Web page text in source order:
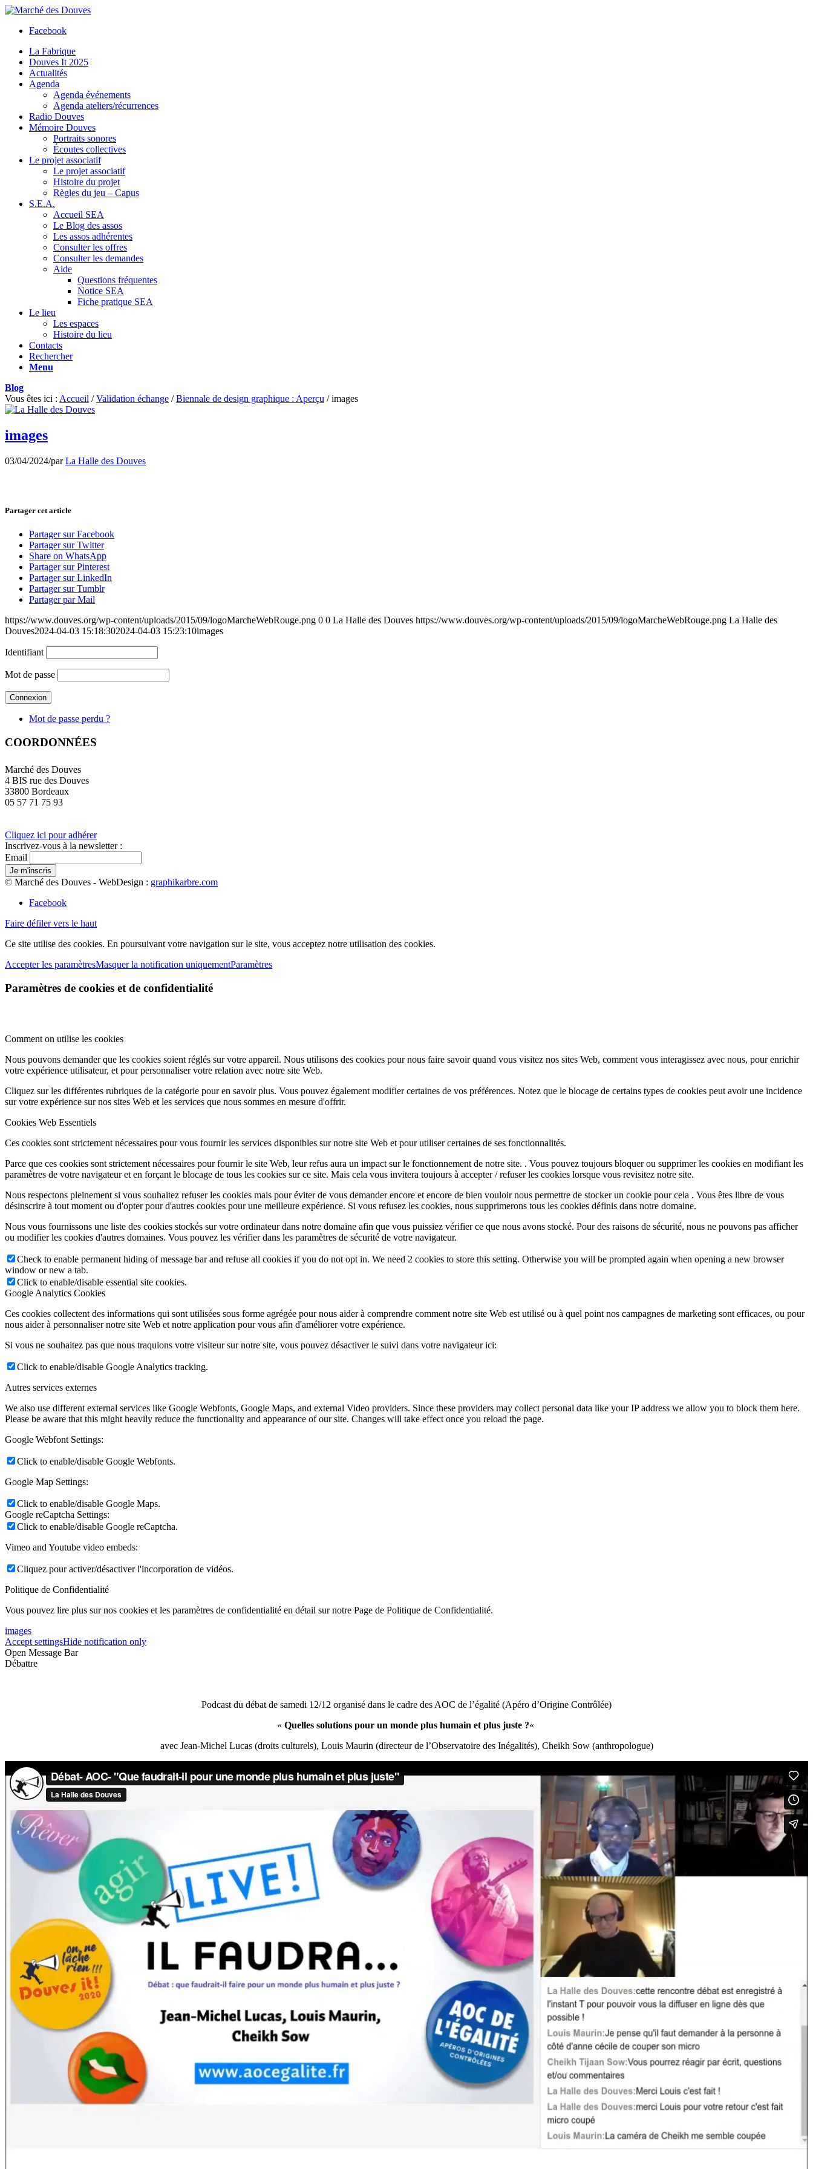
Facebook
La Fabrique
Douves It 2025
Actualités
Agenda
Agenda événements
Agenda ateliers/récurrences
Radio Douves
Mémoire Douves
Portraits sonores
Écoutes collectives
Le projet associatif
Le projet associatif
Histoire du projet
Règles du jeu – Capus
S.E.A.
Accueil SEA
Le Blog des assos
Les assos adhérentes
Consulter les offres
Consulter les demandes
Aide
Questions fréquentes
Notice SEA
Fiche pratique SEA
Le lieu
Les espaces
Histoire du lieu
Contacts
Rechercher
Menu
Blog
Vous êtes ici : Accueil / Validation échange / Biennale de design graphique : Aperçu / images
images
03/04/2024/parLa Halle des Douves
Partager cet article
Partager sur Facebook
Partager sur Twitter
Share on WhatsApp
Partager sur Pinterest
Partager sur LinkedIn
Partager sur Tumblr
Partager par Mail
https://www.douves.org/wp-content/uploads/2015/09/logoMarcheWebRouge.png 0 0 La Halle des Douves https://www.douves.org/wp-content/uploads/2015/09/logoMarcheWebRouge.png La Halle des
Douves2024-04-03 15:18:302024-04-03 15:23:10images
Identifiant
Mot de passe
Mot de passe perdu ?
COORDONNÉES
Marché des Douves
4 BIS rue des Douves
33800 Bordeaux
05 57 71 75 93
Cliquez ici pour adhérer
Inscrivez-vous à la newsletter :
Email
© Marché des Douves - WebDesign : graphikarbre.com
Facebook
Faire défiler vers le haut
Ce site utilise des cookies. En poursuivant votre navigation sur le site, vous acceptez notre utilisation des cookies.
Accepter les paramètresMasquer la notification uniquementParamètres
Paramètres de cookies et de confidentialité
Comment on utilise les cookies
Nous pouvons demander que les cookies soient réglés sur votre appareil. Nous utilisons des cookies pour nous faire savoir quand vous visitez nos sites Web, comment vous interagissez avec nous, pour enrichir
votre expérience utilisateur, et pour personnaliser votre relation avec notre site Web.
Cliquez sur les différentes rubriques de la catégorie pour en savoir plus. Vous pouvez également modifier certaines de vos préférences. Notez que le blocage de certains types de cookies peut avoir une incidence
sur votre expérience sur nos sites Web et les services que nous sommes en mesure d'offrir.
Cookies Web Essentiels
Ces cookies sont strictement nécessaires pour vous fournir les services disponibles sur notre site Web et pour utiliser certaines de ses fonctionnalités.
Parce que ces cookies sont strictement nécessaires pour fournir le site Web, leur refus aura un impact sur le fonctionnement de notre site. . Vous pouvez toujours bloquer ou supprimer les cookies en modifiant les
paramètres de votre navigateur et en forçant le blocage de tous les cookies sur ce site. Mais cela vous invitera toujours à accepter / refuser les cookies lorsque vous revisitez notre site.
Nous respectons pleinement si vous souhaitez refuser les cookies mais pour éviter de vous demander encore et encore de bien vouloir nous permettre de stocker un cookie pour cela . Vous êtes libre de vous
désinscrire à tout moment ou d'opter pour d'autres cookies pour une meilleure expérience. Si vous refusez les cookies, nous supprimerons tous les cookies définis dans notre domaine.
Nous vous fournissons une liste des cookies stockés sur votre ordinateur dans notre domaine afin que vous puissiez vérifier ce que nous avons stocké. Pour des raisons de sécurité, nous ne pouvons pas afficher
ou modifier les cookies d'autres domaines. Vous pouvez les vérifier dans les paramètres de sécurité de votre navigateur.
Check to enable permanent hiding of message bar and refuse all cookies if you do not opt in. We need 2 cookies to store this setting. Otherwise you will be prompted again when opening a new browser
window or new a tab.
Click to enable/disable essential site cookies.
Google Analytics Cookies
Ces cookies collectent des informations qui sont utilisées sous forme agrégée pour nous aider à comprendre comment notre site Web est utilisé ou à quel point nos campagnes de marketing sont efficaces, ou pour
nous aider à personnaliser notre site Web et notre application pour vous afin d'améliorer votre expérience.
Si vous ne souhaitez pas que nous traquions votre visiteur sur notre site, vous pouvez désactiver le suivi dans votre navigateur ici:
Click to enable/disable Google Analytics tracking.
Autres services externes
We also use different external services like Google Webfonts, Google Maps, and external Video providers. Since these providers may collect personal data like your IP address we allow you to block them here.
Please be aware that this might heavily reduce the functionality and appearance of our site. Changes will take effect once you reload the page.
Google Webfont Settings:
Click to enable/disable Google Webfonts.
Google Map Settings:
Click to enable/disable Google Maps.
Google reCaptcha Settings:
Click to enable/disable Google reCaptcha.
Vimeo and Youtube video embeds:
Cliquez pour activer/désactiver l'incorporation de vidéos.
Politique de Confidentialité
Vous pouvez lire plus sur nos cookies et les paramètres de confidentialité en détail sur notre Page de Politique de Confidentialité.
images
Accept settingsHide notification only
Open Message Bar
Débattre
Podcast du débat de samedi 12/12 organisé dans le cadre des AOC de l’égalité (Apéro d’Origine Contrôlée)
« Quelles solutions pour un monde plus humain et plus juste ?«
avec Jean-Michel Lucas (droits culturels), Louis Maurin (directeur de l’Observatoire des Inégalités), Cheikh Sow (anthropologue)